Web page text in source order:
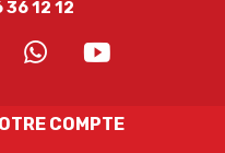
36 12 12
COMPTE